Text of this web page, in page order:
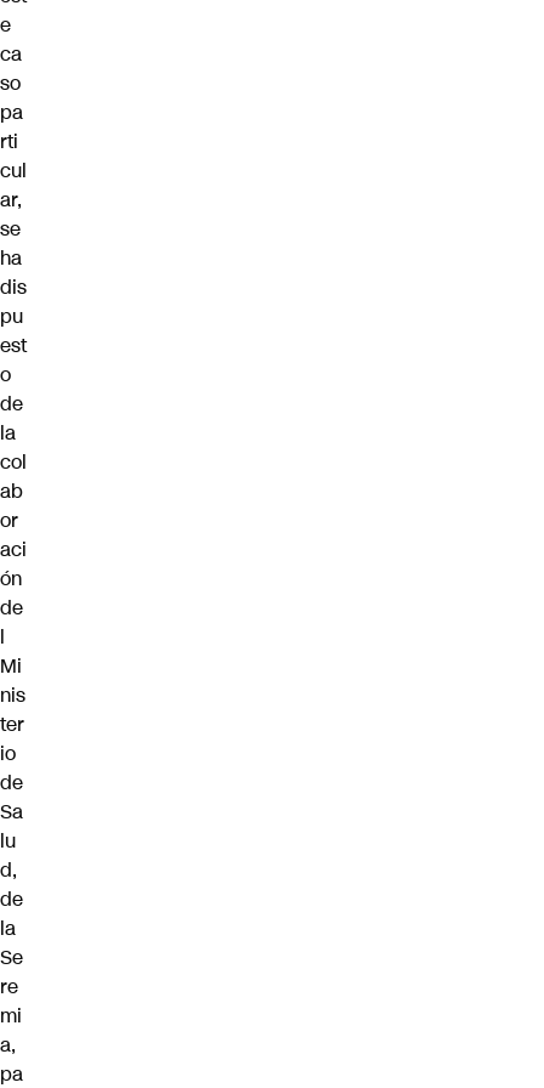
e
ca
so
pa
rti
cul
ar,
se
ha
dis
pu
est
o
de
la
col
ab
or
aci
ón
de
l
Mi
nis
ter
io
de
Sa
lu
d,
de
la
Se
re
mi
a,
pa